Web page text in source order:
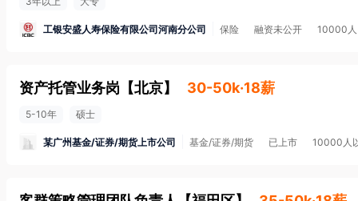
工银安盛人寿保险有限公司河南分公司 保险 融资未公开 10000
资产托管业务岗 【北京】 30-50k·18薪
5-10年 硕士
某广州基金/证券/期货上市公司 基金/证券/期货 已上市 10000人